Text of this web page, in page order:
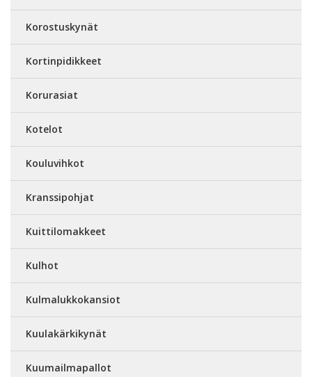
Korostuskynät
Kortinpidikkeet
Korurasiat
Kotelot
Kouluvihkot
Kranssipohjat
Kuittilomakkeet
Kulhot
Kulmalukkokansiot
Kuulakärkikynät
Kuumailmapallot